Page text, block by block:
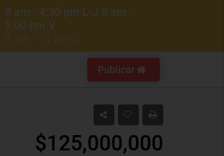
8 am - 4:30 pm L-J 8 am -
5:00 pm V
8 am - 12 pm S
Publicar
$125,000,000